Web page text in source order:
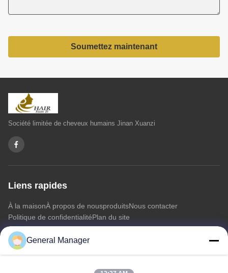
Soumettez maintenant
Société limitée de cheveux humains Jinan Xuanzi
Liens rapides
À la maisonÀ propos de nousproduitsNous contacter
Politique de confidentialitéPlan du site
Nous contacter
General Manager